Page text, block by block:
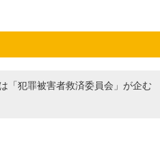
「犯罪被害者救済委員会」が企む